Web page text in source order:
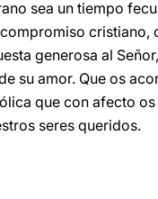
sea un tiempo
cristiano,
generosa al
su amor. Que os
que con afecto
seres queridos.